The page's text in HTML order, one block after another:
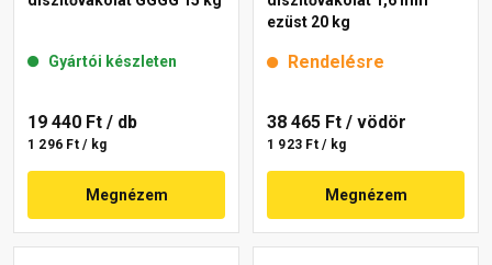
Gyártói készleten
19 440 Ft / db
1 296 Ft / kg
Megnézem
ezüst 20 kg
Rendelésre
38 465 Ft / vödör
1 923 Ft / kg
Megnézem